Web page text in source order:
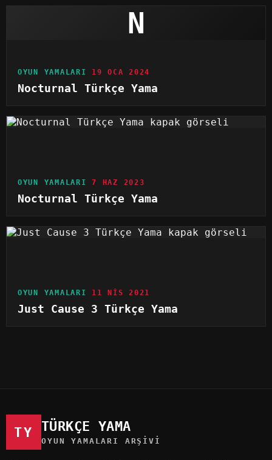
N
OYUN YAMALARI 19 OCA 2024
Nocturnal Türkçe Yama
OYUN YAMALARI 7 HAZ 2023
Nocturnal Türkçe Yama
OYUN YAMALARI 11 NIS 2021
Just Cause 3 Türkçe Yama
TY TÜRKÇE YAMA
OYUN YAMALARI ARŞIVI